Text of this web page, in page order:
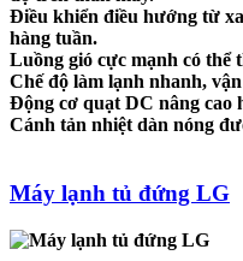
Điều khiển điều hướng từ
hàng tuần.
Luồng gió cực mạnh có thể
Chế độ làm lạnh nhanh,
Động cơ quạt DC nâng cao
Cánh tản nhiệt dàn nóng
Máy lạnh tủ đứng LG